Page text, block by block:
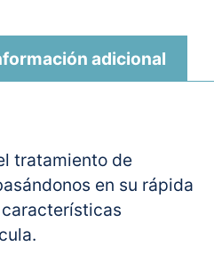
adicional
tratamiento de
en su rápida